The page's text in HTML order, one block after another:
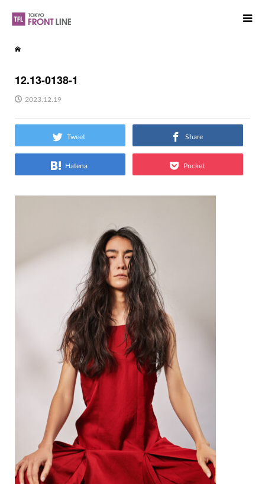
12.13-0138-1
2023.12.19
Tweet Share
Hatena Pocket